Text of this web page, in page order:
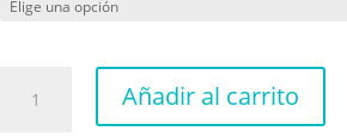
Añadir al carrito